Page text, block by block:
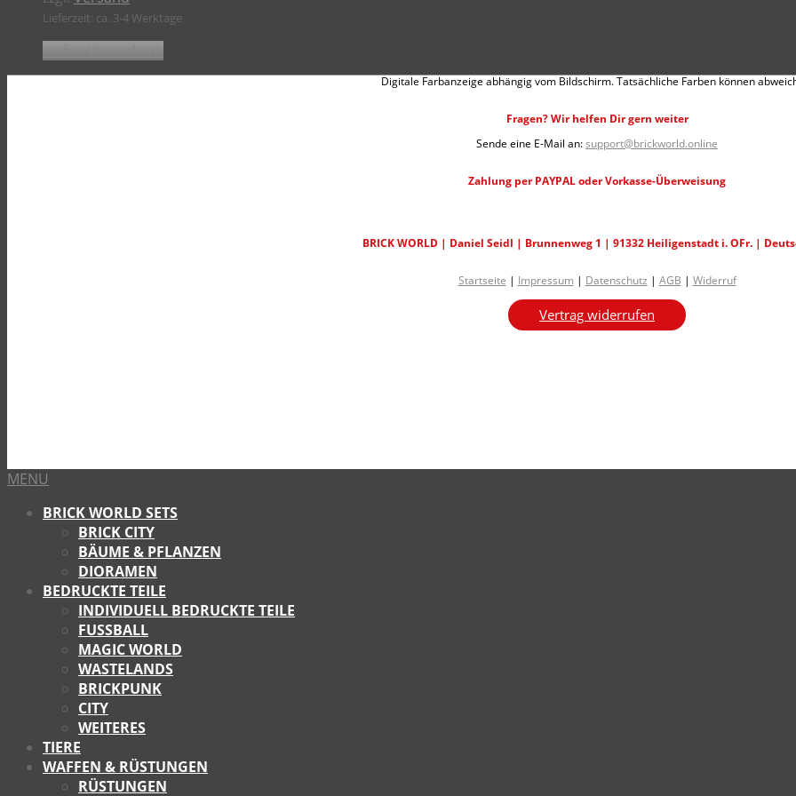
Lieferzeit: ca. 3-4 Werktage
Digitale Farbanzeige abhängig vom Bildschirm. Tatsächliche Farben können
Fragen? Wir helfen Dir gern weiter
Sende eine E-Mail an:support@brickworld.online
Zahlung per PAYPAL oder Vorkasse-Überweisung
BRICK WORLD | Daniel Seidl | Brunnenweg 1 | 91332 Heiligenstadt i. OFr. |
Startseite | Impressum | Datenschutz | AGB | Widerruf
Vertrag widerrufen
MENU
BRICK WORLD SETS
BRICK CITY
BÄUME & PFLANZEN
DIORAMEN
BEDRUCKTE TEILE
INDIVIDUELL BEDRUCKTE TEILE
FUSSBALL
MAGIC WORLD
WASTELANDS
BRICKPUNK
CITY
WEITERES
TIERE
WAFFEN & RÜSTUNGEN
RÜSTUNGEN